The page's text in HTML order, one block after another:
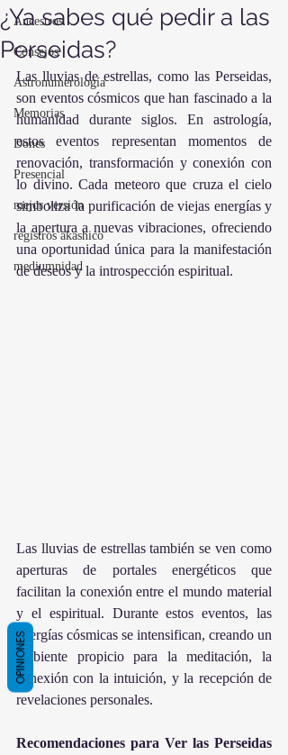
Ancestros
Consejos
Astronumerología
Memorias
Dones
Presencial
mejor versión
registros akashico
mediumnidad
¿Ya sabes qué pedir a las
Perseidas?
Las lluvias de estrellas, como las Perseidas,
son eventos cósmicos que han fascinado a la
humanidad durante siglos. En astrología,
estos eventos representan momentos de
renovación, transformación y conexión con
lo divino. Cada meteoro que cruza el cielo
simboliza la purificación de viejas energías y
la apertura a nuevas vibraciones, ofreciendo
una oportunidad única para la manifestación
de deseos y la introspección espiritual.
Las lluvias de estrellas también se ven como
aperturas de portales energéticos que
facilitan la conexión entre el mundo material
y el espiritual. Durante estos eventos, las
energías cósmicas se intensifican, creando un
ambiente propicio para la meditación, la
conexión con la intuición, y la recepción de
revelaciones personales.
Recomendaciones para Ver las Perseidas
OPINIONES